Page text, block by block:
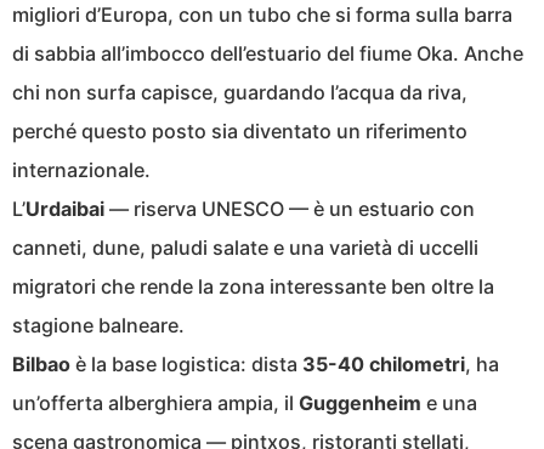
migliori d’Europa, con un tubo che si forma sulla barra
di sabbia all’imbocco dell’estuario del fiume Oka. Anche
chi non surfa capisce, guardando l’acqua da riva,
perché questo posto sia diventato un riferimento
internazionale.
L’Urdaibai — riserva UNESCO — è un estuario con
canneti, dune, paludi salate e una varietà di uccelli
migratori che rende la zona interessante ben oltre la
stagione balneare.
Bilbao è la base logistica: dista 35-40 chilometri, ha
un’offerta alberghiera ampia, il Guggenheim e una
scena gastronomica — pintxos, ristoranti stellati,